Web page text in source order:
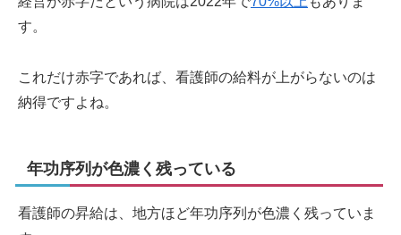
す。
これだけ赤字であれば、看護師の給料が上がらないのは
納得ですよね。
年功序列が色濃く残っている
看護師の昇給は、地方ほど年功序列が色濃く残っていま